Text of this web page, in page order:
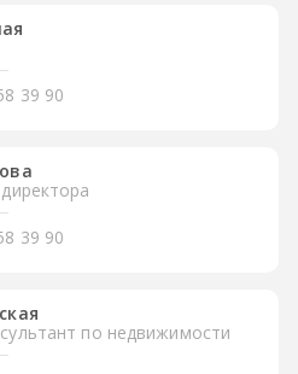
39 90
39 90
по недвижимости